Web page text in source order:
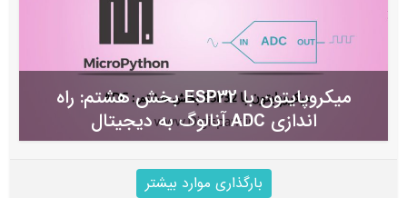
میکروپایتون با ESP32 بخش هشتم: راه
اندازی ADC آنالوگ به دیجیتال
بارگذاری موارد بیشتر